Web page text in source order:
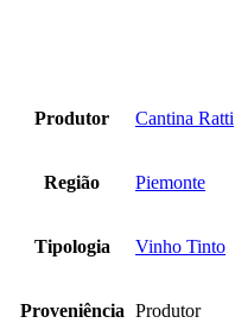
Produtor Cantina Ratti
Região Piemonte
Tipologia Vinho Tinto
Proveniência Produtor